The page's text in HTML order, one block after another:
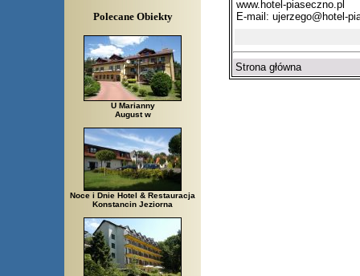
Polecane Obiekty
U Marianny
August w
Noce i Dnie Hotel & Restauracja
Konstancin Jeziorna
www.hotel-piaseczno.pl
E-mail: ujerzego@hotel-
Strona główna